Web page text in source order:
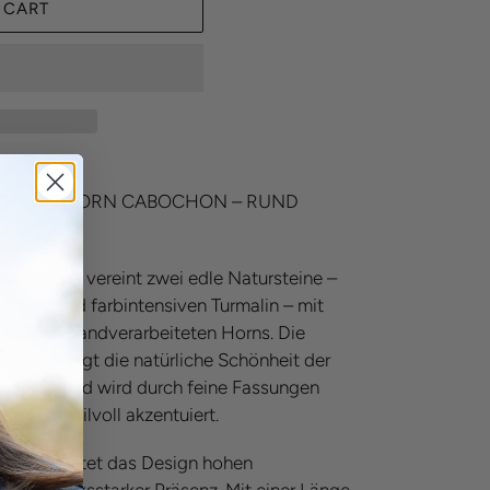
I HORN CABOCHON – RUND
vereint zwei edle Natursteine –
und farbintensiven Turmalin – mit
handverarbeiteten Horns. Die
bringt die natürliche Schönheit der
und wird durch feine Fassungen
stilvoll akzentuiert.
Clip, bietet das Design hohen